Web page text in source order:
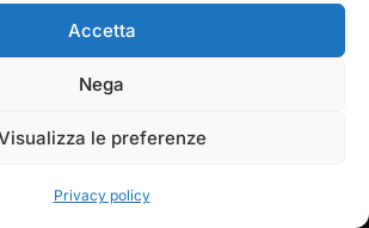
Accetta
Nega
le preferenze
Privacy policy
— Frasassi Climbing Festival. All
Rights Reserved